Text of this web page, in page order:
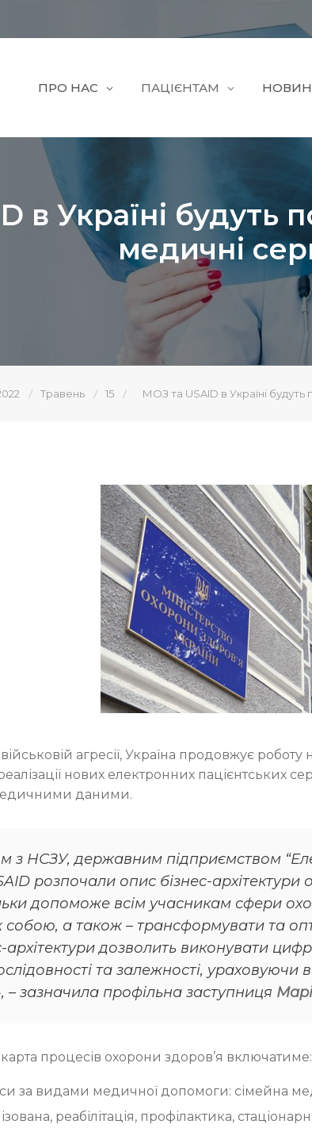
ПРО НАС ПАЦІЄНТАМ
в Україні будуть
медичні
Травень 15 МОЗ та USAID в Україні
агресії, Україна продовжує
нових електронних пацієнтських
даними.
з НСЗУ, державним підприємством
розпочали опис бізнес-
допоможе всім учасникам сфери
собою, а також – трансформувати та
архітектури дозволить виконувати
та залежності, ураховуючи
– зазначила профільна заступниця
карта процесів охорони здоров’я включатиме:
за видами медичної допомоги: сімейна
реабілітація, профілактика,